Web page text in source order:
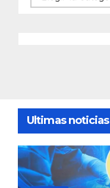
Ultimas noticias